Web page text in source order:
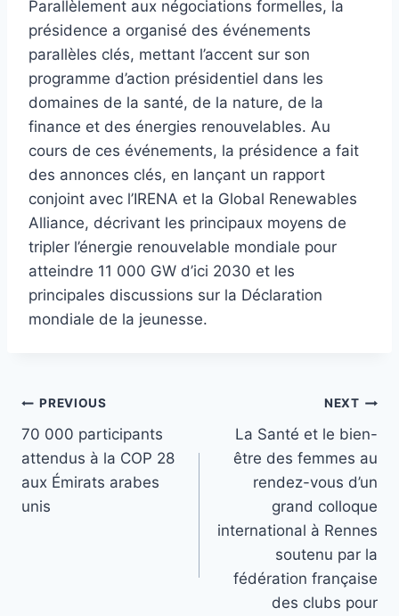
Parallèlement aux négociations formelles, la
présidence a organisé des événements
parallèles clés, mettant l’accent sur son
programme d’action présidentiel dans les
domaines de la santé, de la nature, de la
finance et des énergies renouvelables. Au
cours de ces événements, la présidence a fait
des annonces clés, en lançant un rapport
conjoint avec l’IRENA et la Global Renewables
Alliance, décrivant les principaux moyens de
tripler l’énergie renouvelable mondiale pour
atteindre 11 000 GW d’ici 2030 et les
principales discussions sur la Déclaration
mondiale de la jeunesse.
Post
navigation
PREVIOUS
70 000 participants
attendus à la COP 28
aux Émirats arabes
unis
NEXT
La Santé et le bien-
être des femmes au
rendez-vous d’un
grand colloque
international à Rennes
soutenu par la
fédération française
des clubs pour